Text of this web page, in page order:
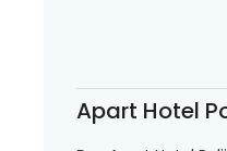
Apart Hotel